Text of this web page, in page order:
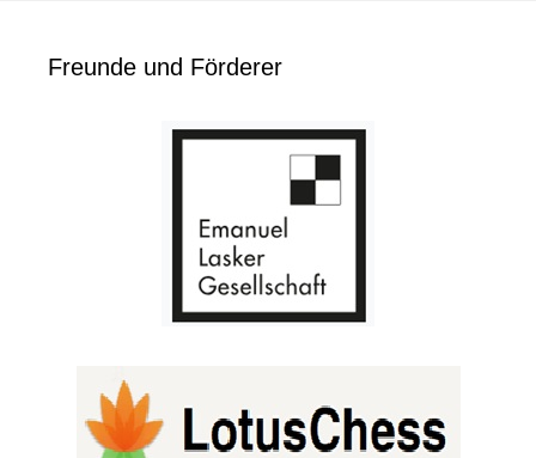
Freunde und Förderer